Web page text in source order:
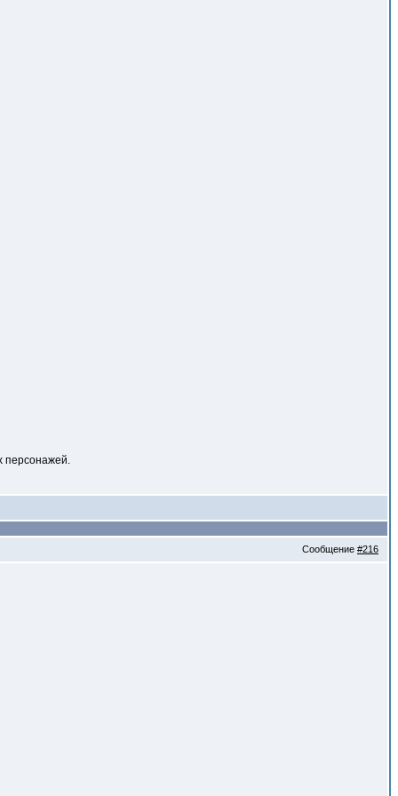
персонажей.
Сообщение #216